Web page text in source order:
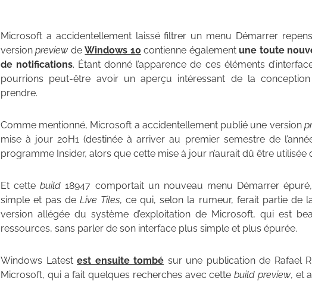
Microsoft a accidentellement laissé filtrer un menu Démarrer
versionpreview deWindows 10 contienne également une toute
de notifications. Étant donné l’apparence de ces éléments
pourrions peut-être avoir un aperçu intéressant de la
prendre.
Comme mentionné, Microsoft a accidentellement publié une version
mise à jour 20H1 (destinée à arriver au premier semestre de
programme Insider, alors que cette mise à jour n’aurait dû être utilisée
Et cettebuild 18947 comportait un nouveau menu Démarrer
simple et pas deLive Tiles, ce qui, selon la rumeur, ferait partie de
version allégée du système d’exploitation de Microsoft, qui est
ressources, sans parler de son interface plus simple et plus épurée.
Windows Latestest ensuite tombé sur une publication de Rafael
Microsoft, qui a fait quelques recherches avec cettebuild preview, et